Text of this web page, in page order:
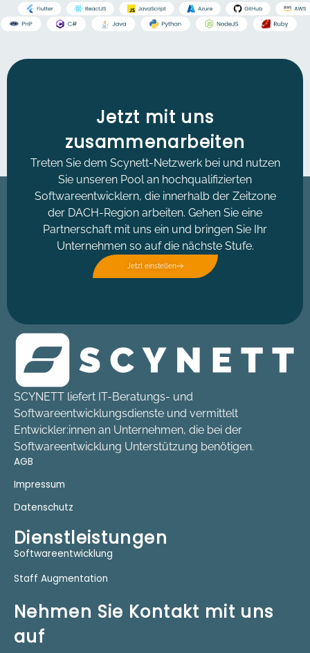
Jetzt mit uns
zusammenarbeiten
Treten Sie dem Scynett-Netzwerk bei und nutzen
Sie unseren Pool an hochqualifizierten
Softwareentwicklern, die innerhalb der Zeitzone
der DACH-Region arbeiten. Gehen Sie eine
Partnerschaft mit uns ein und bringen Sie Ihr
Unternehmen so auf die nächste Stufe.
Jetzt einstellen
SCYNETT liefert IT-Beratungs- und
Softwareentwicklungsdienste und vermittelt
Entwickler:innen an Unternehmen, die bei der
Softwareentwicklung Unterstützung benötigen.
AGB
Impressum
Datenschutz
Dienstleistungen
Softwareentwicklung
Staff Augmentation
Nehmen Sie Kontakt mit uns
auf